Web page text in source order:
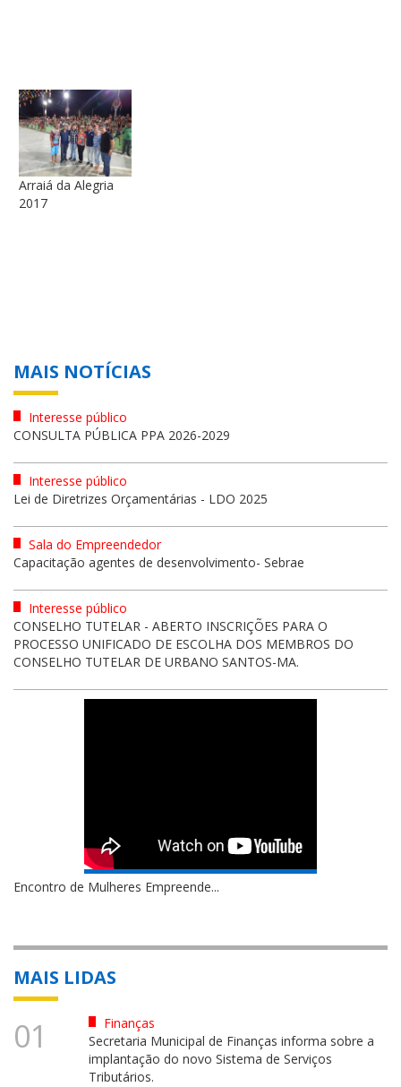
Arraiá da Alegria
2017
MAIS NOTÍCIAS
Interesse público
CONSULTA PÚBLICA PPA 2026-2029
Interesse público
Lei de Diretrizes Orçamentárias - LDO 2025
Sala do Empreendedor
Capacitação agentes de desenvolvimento- Sebrae
Interesse público
CONSELHO TUTELAR - ABERTO INSCRIÇÕES PARA O
PROCESSO UNIFICADO DE ESCOLHA DOS MEMBROS DO
CONSELHO TUTELAR DE URBANO SANTOS-MA.
Encontro de Mulheres Empreende...
MAIS LIDAS
01
Finanças
Secretaria Municipal de Finanças informa sobre a
implantação do novo Sistema de Serviços
Tributários.